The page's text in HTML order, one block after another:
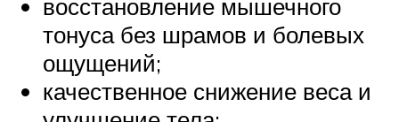
восстановление мышечного
тонуса без шрамов и болевых
ощущений;
качественное снижение веса и